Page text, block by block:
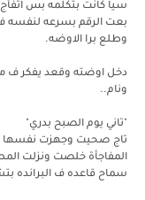
سيا كانت بتكلمه بس
بعت الرقم بسرعه لنفسه
وطلع برا الاوضه.
دخل اوضته وقعد يفكر ف
ونام..
"تاني يوم الصبح بدري"
تاج صحيت وجهزت نفسها
المفاجأة خلصت ونزلت
سماح قاعده ف البرانده